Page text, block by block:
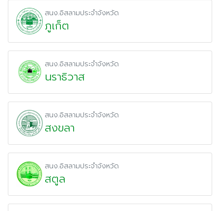
สนง.อิสลามประจำจังหวัด
ภูเก็ต
สนง.อิสลามประจำจังหวัด
นราธิวาส
สนง.อิสลามประจำจังหวัด
สงขลา
สนง.อิสลามประจำจังหวัด
สตูล